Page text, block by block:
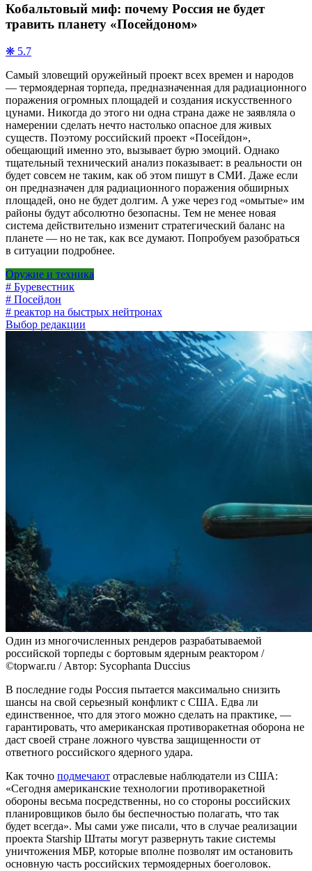
Кобальтовый миф: почему Россия не будет
травить планету «Посейдоном»
❋ 5.7
Самый зловещий оружейный проект всех времен и народов
— термоядерная торпеда, предназначенная для радиационного
поражения огромных площадей и создания искусственного
цунами. Никогда до этого ни одна страна даже не заявляла о
намерении сделать нечто настолько опасное для живых
существ. Поэтому российский проект «Посейдон»,
обещающий именно это, вызывает бурю эмоций. Однако
тщательный технический анализ показывает: в реальности он
будет совсем не таким, как об этом пишут в СМИ. Даже если
он предназначен для радиационного поражения обширных
площадей, оно не будет долгим. А уже через год «омытые» им
районы будут абсолютно безопасны. Тем не менее новая
система действительно изменит стратегический баланс на
планете — но не так, как все думают. Попробуем разобраться
в ситуации подробнее.
Оружие и техника
# Буревестник
# Посейдон
# реактор на быстрых нейтронах
Выбор редакции
Один из многочисленных рендеров разрабатываемой
российской торпеды с бортовым ядерным реактором /
©topwar.ru / Автор: Sycophanta Duccius
В последние годы Россия пытается максимально снизить
шансы на свой серьезный конфликт с США. Едва ли
единственное, что для этого можно сделать на практике, —
гарантировать, что американская противоракетная оборона не
даст своей стране ложного чувства защищенности от
ответного российского ядерного удара.
Как точно подмечают отраслевые наблюдатели из США:
«Сегодня американские технологии противоракетной
обороны весьма посредственны, но со стороны российских
планировщиков было бы беспечностью полагать, что так
будет всегда». Мы сами уже писали, что в случае реализации
проекта Starship Штаты могут развернуть такие системы
уничтожения МБР, которые вполне позволят им остановить
основную часть российских термоядерных боеголовок.